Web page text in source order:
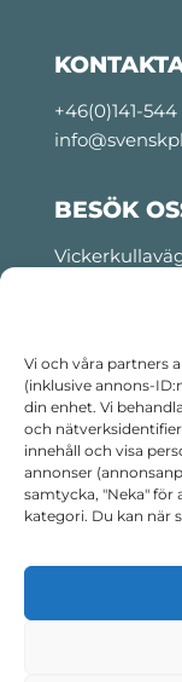
Vi och våra partners
(inklusive annons-
din enhet. Vi
och
innehåll och visa
annonser
samtycka, "Neka" för
kategori. Du kan när
+46(0)141-
BESÖK
Måndag-
Fredag: 06:00
Telefon
FÖLJ OSS